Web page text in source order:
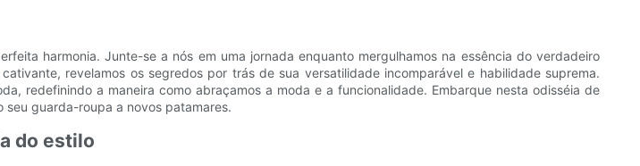
harmonia. Junte-se a nós em uma jornada enquanto mergulhamos na essência do verdadeiro
revelamos os segredos por trás de sua versatilidade incomparável e habilidade suprema.
redefinindo a maneira como abraçamos a moda e a funcionalidade. Embarque nesta odisséia de
guarda-roupa a novos patamares.
do estilo